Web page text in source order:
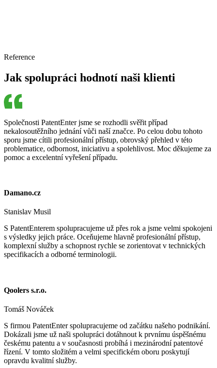
Reference
Jak spolupráci hodnotí naši klienti
Společnosti PatentEnter jsme se rozhodli svěřit případ
nekalosoutěžního jednání vůči naší značce. Po celou dobu tohoto
sporu jsme cítili profesionální přístup, obrovský přehled v této
problematice, odbornost, iniciativu a spolehlivost. Moc děkujeme za
pomoc a excelentní vyřešení případu.
Damano.cz
Stanislav Musil
S PatentEnterem spolupracujeme už přes rok a jsme velmi spokojeni
s výsledky jejich práce. Oceňujeme hlavně profesionální přístup,
komplexní služby a schopnost rychle se zorientovat v technických
specifikacích a odborné terminologii.
Qoolers s.r.o.
Tomáš Nováček
S firmou PatentEnter spolupracujeme od začátku našeho podnikání.
Dokázali jsme už naši spolupráci dotáhnout k prvnímu úspěšnému
českému patentu a v současnosti probíhá i mezinárodní patentové
řízení. V tomto složitém a velmi specifickém oboru poskytují
opravdu kvalitní služby.